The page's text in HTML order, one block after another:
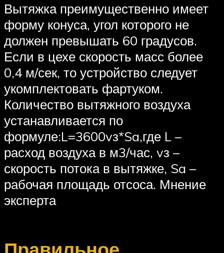
Вытяжка преимущественно имеет
форму конуса, угол которого не
должен превышать 60 градусов.
Если в цехе скорость масс более
0,4 м/сек, то устройство следует
укомплектовать фартуком.
Количество вытяжного воздуха
устанавливается по
формуле:L=3600vз*Sa,где L –
расход воздуха в м3/час, vз –
скорость потока в вытяжке, Sa –
рабочая площадь отсоса. Мнение
эксперта